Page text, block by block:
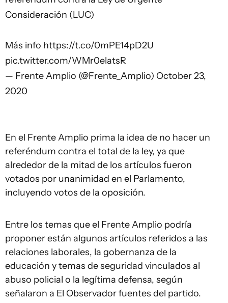
Consideración (LUC)
Más info https://t.co/0mPE14pD2U
pic.twitter.com/WMr0elatsR
— Frente Amplio (@Frente_Amplio) October 23,
2020
En el Frente Amplio prima la idea de no hacer un
referéndum contra el total de la ley, ya que
alrededor de la mitad de los artículos fueron
votados por unanimidad en el Parlamento,
incluyendo votos de la oposición.
Entre los temas que el Frente Amplio podría
proponer están algunos artículos referidos a las
relaciones laborales, la gobernanza de la
educación y temas de seguridad vinculados al
abuso policial o la legítima defensa, según
señalaron a El Observadorfuentes del partido.